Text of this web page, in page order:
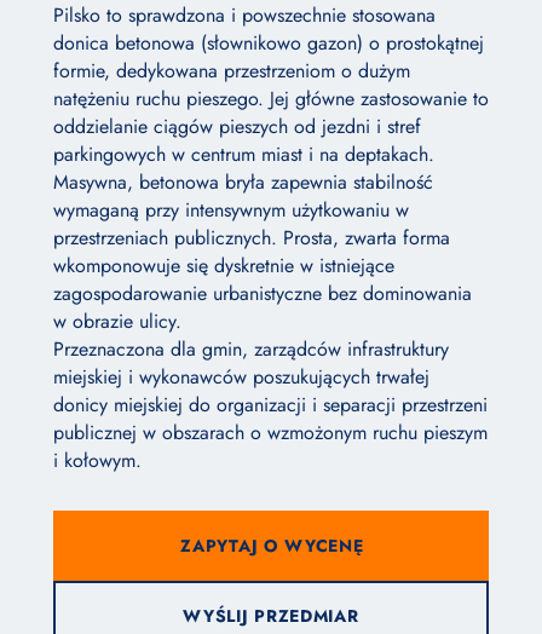
Pilsko to sprawdzona i powszechnie stosowana
donica betonowa (słownikowo gazon) o prostokątnej
formie, dedykowana przestrzeniom o dużym
natężeniu ruchu pieszego. Jej główne zastosowanie to
oddzielanie ciągów pieszych od jezdni i stref
parkingowych w centrum miast i na deptakach.
Masywna, betonowa bryła zapewnia stabilność
wymaganą przy intensywnym użytkowaniu w
przestrzeniach publicznych. Prosta, zwarta forma
wkomponowuje się dyskretnie w istniejące
zagospodarowanie urbanistyczne bez dominowania
w obrazie ulicy.
Przeznaczona dla gmin, zarządców infrastruktury
miejskiej i wykonawców poszukujących trwałej
donicy miejskiej do organizacji i separacji przestrzeni
publicznej w obszarach o wzmożonym ruchu pieszym
i kołowym.
ZAPYTAJ O WYCENĘ
WYŚLIJ PRZEDMIAR